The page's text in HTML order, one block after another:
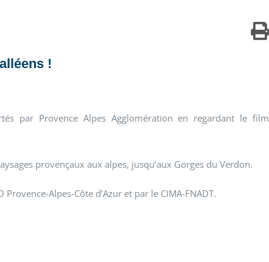
!
par Provence Alpes Agglomération en regardant le film
provençaux aux alpes, jusqu’aux Gorges du Verdon.
Alpes-Côte d’Azur et par le CIMA-FNADT.